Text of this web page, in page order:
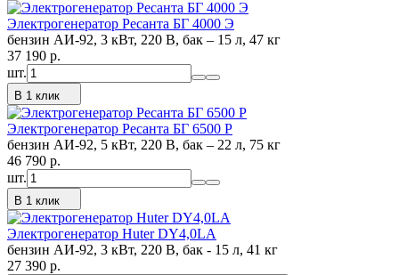
Электрогенератор Ресанта БГ 4000 Э
бензин АИ-92, 3 кВт, 220 В, бак – 15 л, 47 кг
37 190 p.
шт.
В 1 клик
Электрогенератор Ресанта БГ 6500 Р
бензин АИ-92, 5 кВт, 220 В, бак – 22 л, 75 кг
46 790 p.
шт.
В 1 клик
Электрогенератор Huter DY4,0LA
бензин АИ-92, 3 кВт, 220 В, бак - 15 л, 41 кг
27 390 p.